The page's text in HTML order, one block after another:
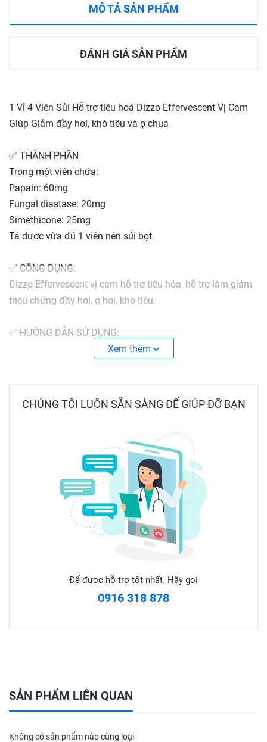
MÔ TẢ SẢN PHẨM
ĐÁNH GIÁ SẢN PHẨM
1 Vỉ 4 Viên Sủi Hỗ trợ tiêu hoá Dizzo Effervescent Vị Cam
Giúp Giảm đầy hơi, khó tiêu và ợ chua
✅ THÀNH PHẦN
Trong một viên chứa:
Papain: 60mg
Fungal diastase: 20mg
Simethicone: 25mg
Tá dược vừa đủ 1 viên nén sủi bọt.
✅ CÔNG DỤNG:
Dizzo Effervescent vị cam hỗ trợ tiêu hóa, hỗ trợ làm giảm
triệu chứng đầy hơi, ợ hơi, khó tiêu.
✅ HƯỚNG DẪN SỬ DỤNG:
Uống 1 viên/lần, 2-3 lần/ngày, uống sau khi ăn.
không tiêu, đầy hơi, ợ hơi do rối loạn tiêu hóa.
Bảo quản nơi khô ráo, thoáng mát, nhiệt độ dưới 30 độ C,
tránh ánh nắng trực tiếp từ mặt trời.
Để xa tầm tay trẻ em.
#đầy_hơi #khó_tiêu #papain #Effervescent #dizzo
Xem thêm
CHÚNG TÔI LUÔN SẴN SÀNG ĐỂ GIÚP ĐỠ BẠN
Để được hỗ trợ tốt nhất. Hãy gọi
0916 318 878
SẢN PHẨM LIÊN QUAN
Không có sản phẩm nào cùng loại